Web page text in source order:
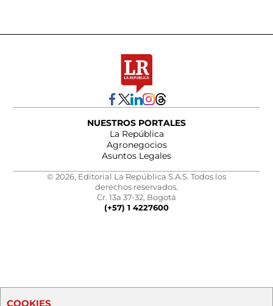
NUESTROS PORTALES
La República
Agronegocios
Asuntos Legales
© 2026, Editorial La República S.A.S. Todos los
derechos reservados.
Cr. 13a 37-32, Bogotá
(+57) 1 4227600
COOKIES